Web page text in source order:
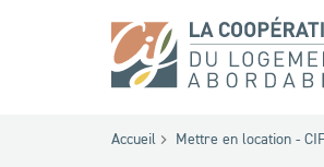
Accueil Mettre en location - CIF